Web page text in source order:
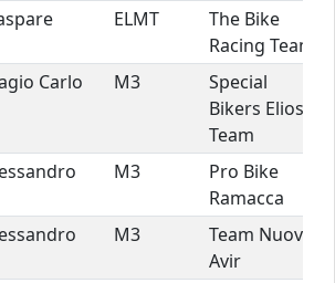
ELMT
The Bike
Racing Team
Carlo M3
Special
Bikers Elios
Team
M3
Pro Bike
Ramacca
M3
Team Nuova
Avir